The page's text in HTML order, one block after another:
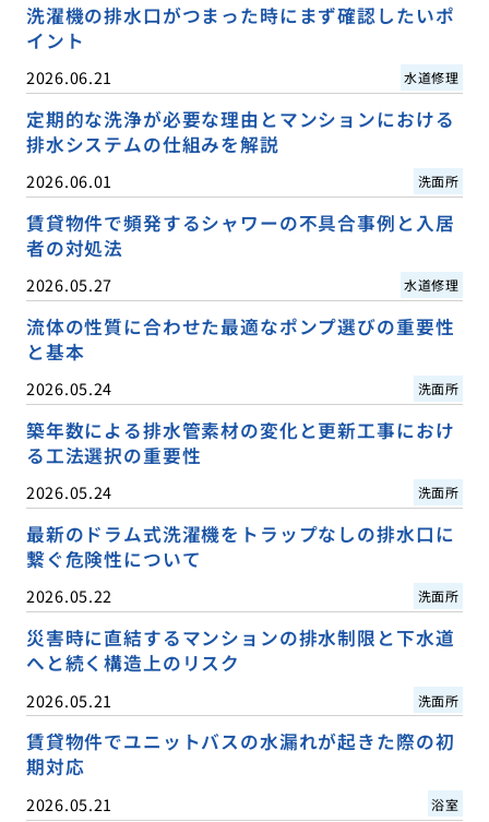
洗濯機の排水口がつまった時にまず確認したいポ
イント
2026.06.21 水道修理
定期的な洗浄が必要な理由とマンションにおける
排水システムの仕組みを解説
2026.06.01 洗面所
賃貸物件で頻発するシャワーの不具合事例と入居
者の対処法
2026.05.27 水道修理
流体の性質に合わせた最適なポンプ選びの重要性
と基本
2026.05.24 洗面所
築年数による排水管素材の変化と更新工事におけ
る工法選択の重要性
2026.05.24 洗面所
最新のドラム式洗濯機をトラップなしの排水口に
繋ぐ危険性について
2026.05.22 洗面所
災害時に直結するマンションの排水制限と下水道
へと続く構造上のリスク
2026.05.21 洗面所
賃貸物件でユニットバスの水漏れが起きた際の初
期対応
2026.05.21 浴室